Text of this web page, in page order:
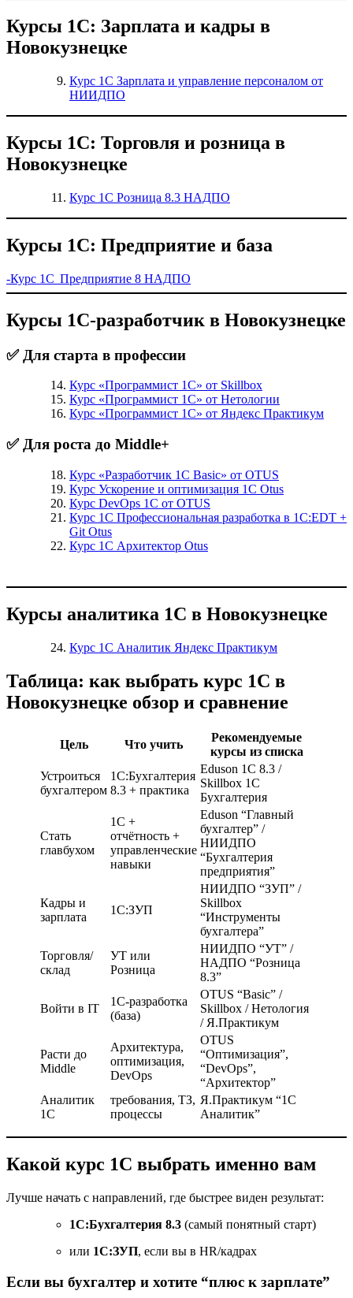
Курсы 1С: Зарплата и кадры в
Новокузнецке
Курс 1С Зарплата и управление персоналом от
НИИДПО
Курсы 1С: Торговля и розница в
Новокузнецке
Курс 1С Розница 8.3 НАДПО
Курсы 1С: Предприятие и база
-Курс 1С Предприятие 8 НАДПО
Курсы 1С-разработчик в Новокузнецке
✅ Для старта в профессии
Курс «Программист 1С» от Skillbox
Курс «Программист 1С» от Нетологии
Курс «Программист 1С» от Яндекс Практикум
✅ Для роста до Middle+
Курс «Разработчик 1С Basic» от OTUS
Курс Ускорение и оптимизация 1С Otus
Курс DevOps 1С от OTUS
Курс 1С Профессиональная разработка в 1С:EDT +
Git Otus
Курс 1С Архитектор Otus
Курсы аналитика 1С в Новокузнецке
Курс 1С Аналитик Яндекс Практикум
Таблица: как выбрать курс 1С в
Новокузнецке обзор и сравнение
Цель Что учить
Рекомендуемые
курсы из списка
Устроиться
бухгалтером
1С:Бухгалтерия
8.3 + практика
Eduson 1С 8.3 /
Skillbox 1С
Бухгалтерия
Стать
главбухом
1С +
отчётность +
управленческие
навыки
Eduson “Главный
бухгалтер” /
НИИДПО
“Бухгалтерия
предприятия”
Кадры и
зарплата
1С:ЗУП
НИИДПО “ЗУП” /
Skillbox
“Инструменты
бухгалтера”
Торговля/
склад
УТ или
Розница
НИИДПО “УТ” /
НАДПО “Розница
8.3”
Войти в IT
1С-разработка
(база)
OTUS “Basic” /
Skillbox / Нетология
/ Я.Практикум
Расти до
Middle
Архитектура,
оптимизация,
DevOps
OTUS
“Оптимизация”,
“DevOps”,
“Архитектор”
Аналитик
1С
требования, ТЗ,
процессы
Я.Практикум “1С
Аналитик”
Какой курс 1С выбрать именно вам
Лучше начать с направлений, где быстрее виден результат:
1С:Бухгалтерия 8.3 (самый понятный старт)
или 1С:ЗУП, если вы в HR/кадрах
Если вы бухгалтер и хотите “плюс к зарплате”